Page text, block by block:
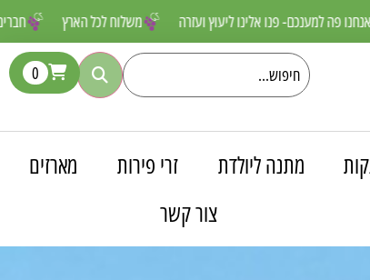
משלוח לכל אנחנו פה למענכם- פנו אלינו ליעוץ ועזרה לפספס
0
מתנה ליולדת זרי פירות
מארזים
צור קשר